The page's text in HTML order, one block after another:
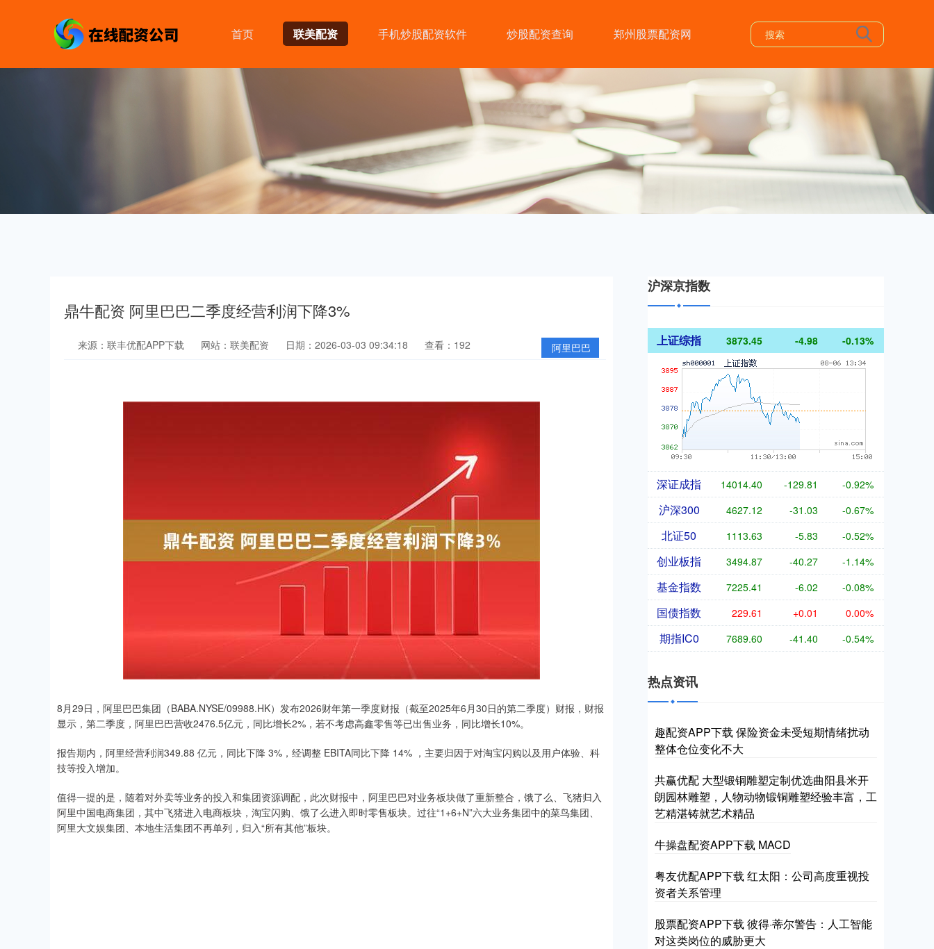
首页 联美配资 手机炒股配资软件 炒股配资查询 郑州股票配资网
鼎牛配资 阿里巴巴二季度经营利润下降3%
阿里巴巴
来源：联丰优配APP下载 网站：联美配资 日期：2026-03-03 09:34:18 查看：192
8月29日，阿里巴巴集团（BABA.NYSE/09988.HK）发布2026财年第一季度财报（截至2025年6月30日的第二季度）财报，财报
显示，第二季度，阿里巴巴营收2476.5亿元，同比增长2%，若不考虑高鑫零售等已出售业务，同比增长10%。
报告期内，阿里经营利润349.88 亿元，同比下降 3%，经调整 EBITA同比下降 14% ，主要归因于对淘宝闪购以及用户体验、科
技等投入增加。
值得一提的是，随着对外卖等业务的投入和集团资源调配，此次财报中，阿里巴巴对业务板块做了重新整合，饿了么、飞猪归入
阿里中国电商集团，其中飞猪进入电商板块，淘宝闪购、饿了么进入即时零售板块。过往“1+6+N”六大业务集团中的菜鸟集团、
阿里大文娱集团、本地生活集团不再单列，归入“所有其他”板块。
沪深京指数
上证综指 3873.45 -4.98 -0.13%
深证成指 14014.40 -129.81 -0.92%
沪深300 4627.12 -31.03 -0.67%
北证50 1113.63 -5.83 -0.52%
创业板指 3494.87 -40.27 -1.14%
基金指数 7225.41 -6.02 -0.08%
国债指数 229.61 +0.01 0.00%
期指IC0 7689.60 -41.40 -0.54%
热点资讯
趣配资APP下载 保险资金未受短期情绪扰动
整体仓位变化不大
共赢优配 大型锻铜雕塑定制优选曲阳县米开
朗园林雕塑，人物动物锻铜雕塑经验丰富，工
艺精湛铸就艺术精品
牛操盘配资APP下载 MACD
粤友优配APP下载 红太阳：公司高度重视投
资者关系管理
股票配资APP下载 彼得·蒂尔警告：人工智能
对这类岗位的威胁更大